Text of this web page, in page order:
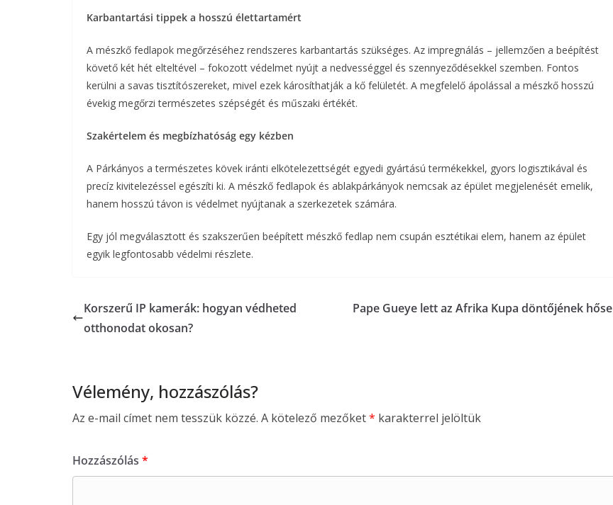
Karbantartási tippek a hosszú élettartamért
A mészkő fedlapok megőrzéséhez rendszeres karbantartás szükséges. Az impregnálás – jellemzően a beépítést
követő két hét elteltével – fokozott védelmet nyújt a nedvességgel és szennyeződésekkel szemben. Fontos
kerülni a savas tisztítószereket, mivel ezek károsíthatják a kő felületét. A megfelelő ápolással a mészkő hosszú
évekig megőrzi természetes szépségét és műszaki értékét.
Szakértelem és megbízhatóság egy kézben
A Párkányos a természetes kövek iránti elkötelezettségét egyedi gyártású termékekkel, gyors logisztikával és
precíz kivitelezéssel egészíti ki. A mészkő fedlapok és ablakpárkányok nemcsak az épület megjelenését emelik,
hanem hosszú távon is védelmet nyújtanak a szerkezetek számára.
Egy jól megválasztott és szakszerűen beépített mészkő fedlap nem csupán esztétikai elem, hanem az épület
egyik legfontosabb védelmi részlete.
Korszerű IP kamerák: hogyan védheted
otthonodat okosan?
Pape Gueye lett az Afrika Kupa döntőjének hőse
Vélemény, hozzászólás?
Az e-mail címet nem tesszük közzé. A kötelező mezőket* karakterrel jelöltük
Hozzászólás *